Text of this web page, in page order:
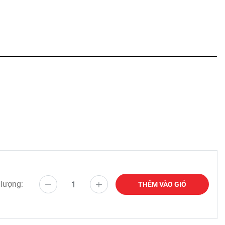
THÊM VÀO GIỎ